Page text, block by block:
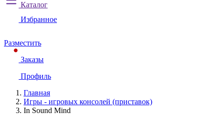
Каталог
Избранное
Разместить
Заказы
Профиль
Главная
Игры - игровых консолей (приставок)
In Sound Mind